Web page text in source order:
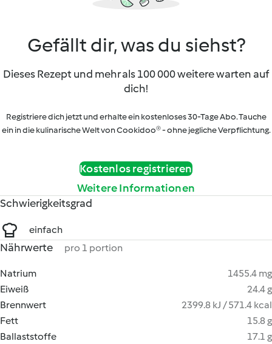
Gefällt dir, was du siehst?
Dieses Rezept und mehr als 100 000 weitere warten auf
dich!
Registriere dich jetzt und erhalte ein kostenloses 30-Tage Abo. Tauche
ein in die kulinarische Welt von Cookidoo® - ohne jegliche Verpflichtung.
Kostenlos registrieren
Weitere Informationen
Schwierigkeitsgrad
einfach
Nährwerte pro 1 portion
Natrium
1455.4 mg
Eiweiß
24.4 g
Brennwert
2399.8 kJ / 571.4 kcal
Fett
15.8 g
Ballaststoffe
17.1 g